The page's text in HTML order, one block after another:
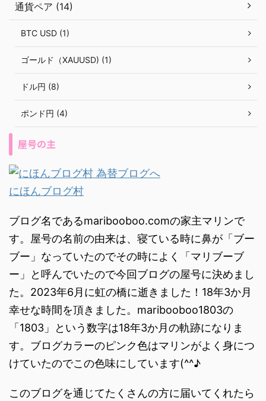
通貨ペア (14)
BTC USD (1)
ゴールド（XAUUSD) (1)
ドル円 (8)
ポンド円 (4)
屋号の主
にほんブログ村
ブログ名であるmaribooboo.comの家主マリンで
す。屋号の名前の由来は、寝ている時に鼻が「ブー
ブー」なっていたのでその時によく「マリブーブ
ー」と呼んでいたので今回ブログの屋号に決めまし
た。2023年6月に虹の橋に逝きました！18年3か月
幸せな時間を頂きました。maribooboo1803の
「1803」という数字は18年3か月の軌跡になりま
す。ブログカラーのピンク色はマリンがよく身につ
けていたのでこの色味にしています(^^♪
このブログを通じてたくさんの方に届いてくれたら